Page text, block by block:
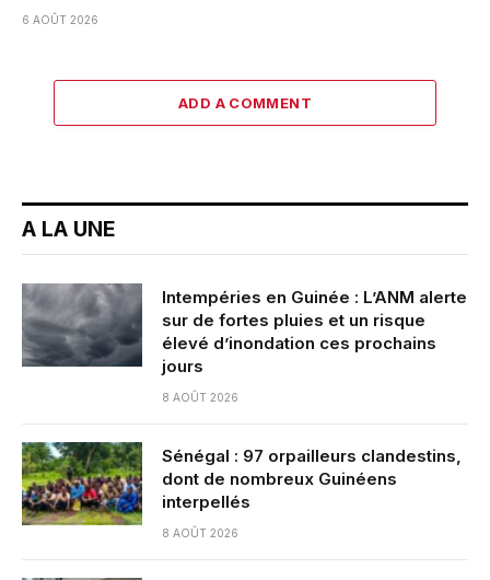
6 AOÛT 2026
ADD A COMMENT
A LA UNE
Intempéries en Guinée : L’ANM alerte
sur de fortes pluies et un risque
élevé d’inondation ces prochains
jours
8 AOÛT 2026
Sénégal : 97 orpailleurs clandestins,
dont de nombreux Guinéens
interpellés
8 AOÛT 2026